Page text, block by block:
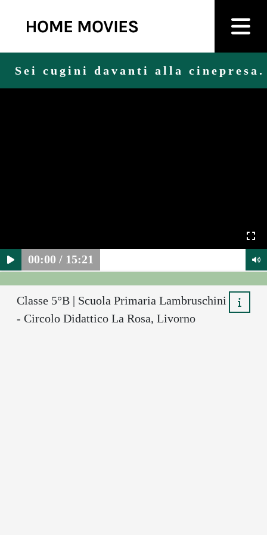
Sei cugini davanti alla
00:00 / 15:21
Classe 5°B | Scuola Primaria Lambruschini
- Circolo Didattico La Rosa, Livorno